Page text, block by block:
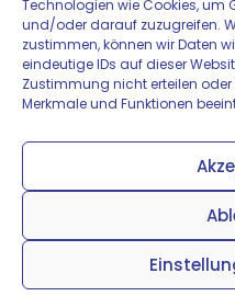
Technologien wie Cookies, um
und/oder darauf zuzugreifen.
zustimmen, können wir Daten
eindeutige IDs auf dieser
Zustimmung nicht erteilen
Merkmale und Funktionen
zurück
Zum